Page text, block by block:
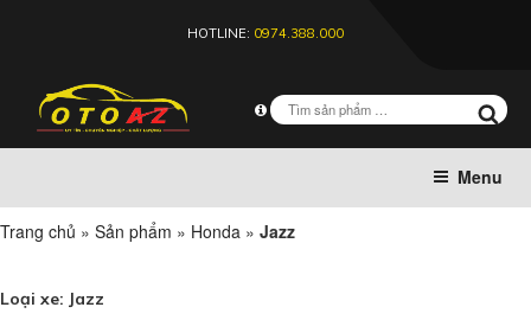
HOTLINE: 0974.388.000
Menu
Trang chủ » Sản phẩm » Honda » Jazz
Loại xe: Jazz